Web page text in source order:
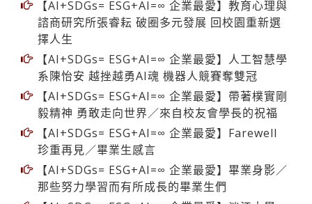
【AI+SDGs= ESG+AI=∞ 企業最愛】教育心理與
諮商研究所張睿耘 破圈多元發展 回校園重新選
擇人生
【AI+SDGs= ESG+AI=∞ 企業最愛】人工智慧學
系陳怡安 越挫越勇AI魂 機器人競賽奪雙冠
【AI+SDGs= ESG+AI=∞ 企業最愛】帶著樸實剛
毅精神 勇敢走向世界／來自校友會學長的祝福
【AI+SDGs= ESG+AI=∞ 企業最愛】Farewell
珍重再見／畢業生感言
【AI+SDGs= ESG+AI=∞ 企業最愛】畢業身影／
那些努力學習而有所成長的畢業生們